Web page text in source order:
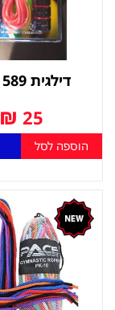
דילגית CMJ 589
25
₪
הוספה לסל